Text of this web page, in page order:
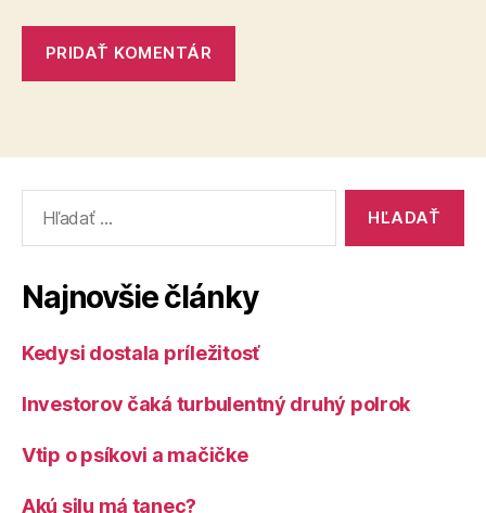
Najnovšie články
Kedysi dostala príležitosť
Investorov čaká turbulentný druhý polrok
Vtip o psíkovi a mačičke
Akú silu má tanec?